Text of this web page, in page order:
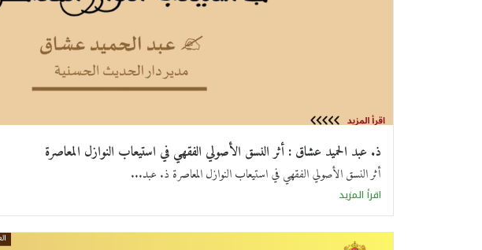
ذ. عبد الحميد عشاق : أثر النسق الأصولي الفقهي في استيعاب النوازل المعاصرة
أثر النسق الأصولي الفقهي في استيعاب النوازل المعاصرة ذ. عبد...
اقرأ المزيد